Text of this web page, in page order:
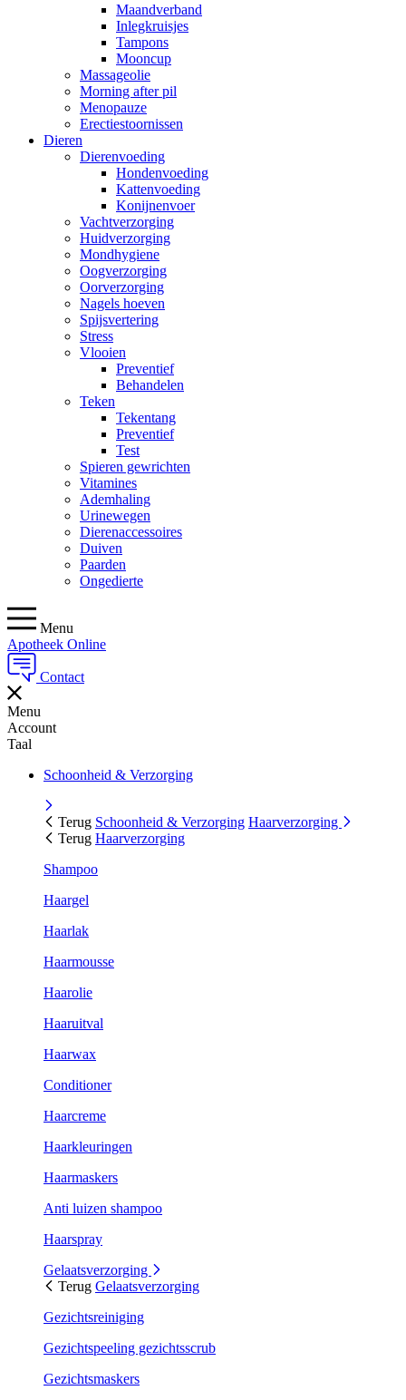
Maandverband
Inlegkruisjes
Tampons
Mooncup
Massageolie
Morning after pil
Menopauze
Erectiestoornissen
Dieren
Dierenvoeding
Hondenvoeding
Kattenvoeding
Konijnenvoer
Vachtverzorging
Huidverzorging
Mondhygiene
Oogverzorging
Oorverzorging
Nagels hoeven
Spijsvertering
Stress
Vlooien
Preventief
Behandelen
Teken
Tekentang
Preventief
Test
Spieren gewrichten
Vitamines
Ademhaling
Urinewegen
Dierenaccessoires
Duiven
Paarden
Ongedierte
Menu
Apotheek Online
Contact
Menu
Account
Taal
Schoonheid & Verzorging
Terug Schoonheid & Verzorging Haarverzorging
Terug Haarverzorging
Shampoo
Haargel
Haarlak
Haarmousse
Haarolie
Haaruitval
Haarwax
Conditioner
Haarcreme
Haarkleuringen
Haarmaskers
Anti luizen shampoo
Haarspray
Gelaatsverzorging
Terug Gelaatsverzorging
Gezichtsreiniging
Gezichtspeeling gezichtsscrub
Gezichtsmaskers